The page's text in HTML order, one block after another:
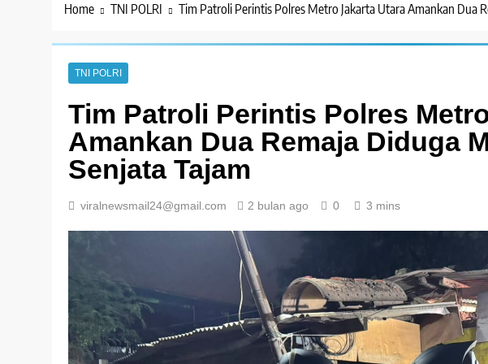
Home TNI POLRI Tim Patroli Perintis Polres Metro Jakarta Utara Amankan Dua
TNI POLRI
Tim Patroli Perintis Polres
Amankan Dua Remaja Diduga
Senjata Tajam
viralnewsmail24@gmail.com 2 bulan ago 0 3 mins